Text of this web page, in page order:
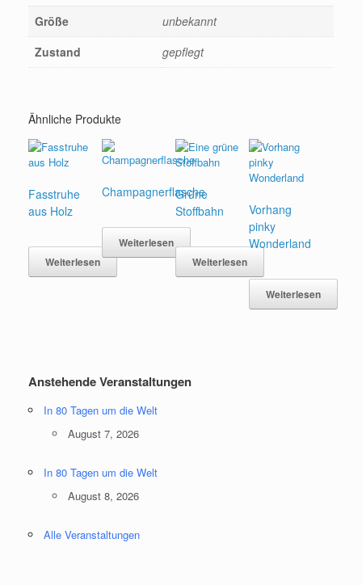
Größe
unbekannt
Zustand
gepflegt
Ähnliche Produkte
Fasstruhe
aus Holz
Weiterlesen
Champagnerflasche
Weiterlesen
Grüne
Stoffbahn
Weiterlesen
Vorhang
pinky
Wonderland
Weiterlesen
Anstehende Veranstaltungen
In 80 Tagen um die Welt
August 7, 2026
In 80 Tagen um die Welt
August 8, 2026
Alle Veranstaltungen